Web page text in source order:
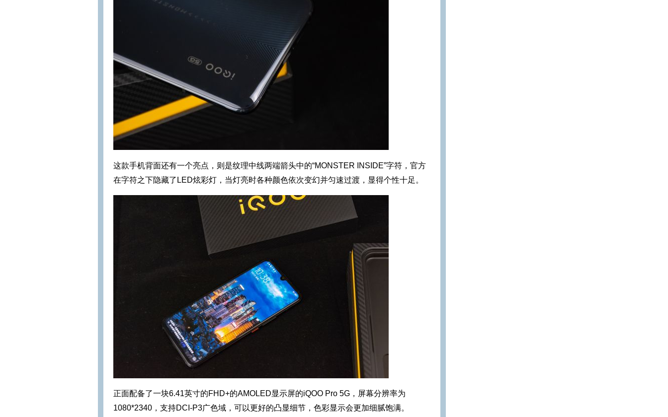
这款手机背面还有一个亮点，则是纹理中线两端箭头中的“MONSTER INSIDE”字符，官方
在字符之下隐藏了LED炫彩灯，当灯亮时各种颜色依次变幻并匀速过渡，显得个性十足。
正面配备了一块6.41英寸的FHD+的AMOLED显示屏的iQOO Pro 5G，屏幕分辨率为
1080*2340，支持DCI-P3广色域，可以更好的凸显细节，色彩显示会更加细腻饱满。